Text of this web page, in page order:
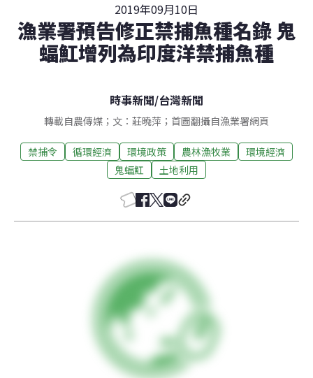
2019年09月10日
漁業署預告修正禁捕魚種名錄 鬼
蝠魟增列為印度洋禁捕魚種
時事新聞/台灣新聞
轉載自農傳媒；文：莊曉萍；首圖翻攝自漁業署網頁
禁捕令 循環經濟 環境政策 農林漁牧業
環境經濟
鬼蝠魟
土地利用